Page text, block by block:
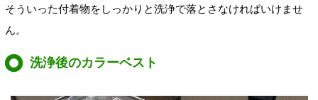
そういった付着物をしっかりと洗浄で落とさなければいけませ
ん。
洗浄後のカラーベスト